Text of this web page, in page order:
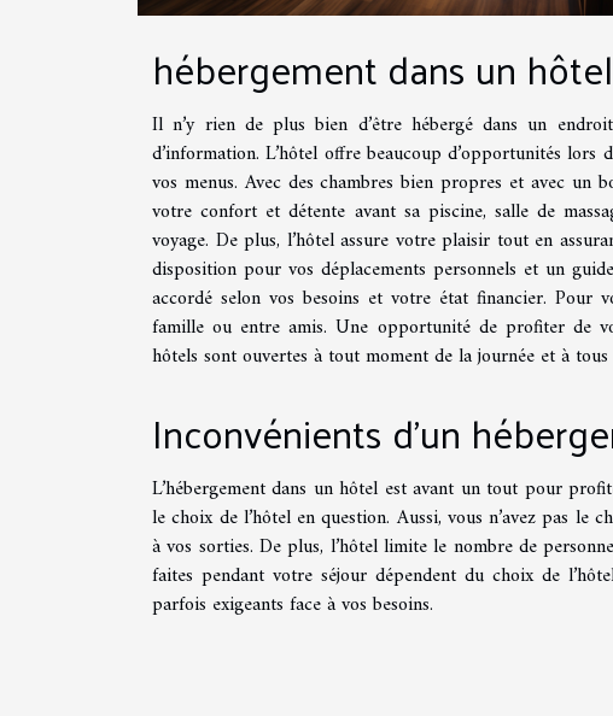
hébergement dans un hôtel
Il n’y rien de plus bien d’être hébergé dans un
d’information. L’hôtel offre beaucoup d’opportunités
vos menus. Avec des chambres bien propres et avec un
votre confort et détente avant sa piscine, salle de
voyage. De plus, l’hôtel assure votre plaisir tout en
disposition pour vos déplacements personnels et un
accordé selon vos besoins et votre état financier. Pour
famille ou entre amis. Une opportunité de profiter de
hôtels sont ouvertes à tout moment de la journée et à
Inconvénients d’un
L’hébergement dans un hôtel est avant un tout pour
le choix de l’hôtel en question. Aussi, vous n’avez pas
à vos sorties. De plus, l’hôtel limite le nombre de
faites pendant votre séjour dépendent du choix de
parfois exigeants face à vos besoins.